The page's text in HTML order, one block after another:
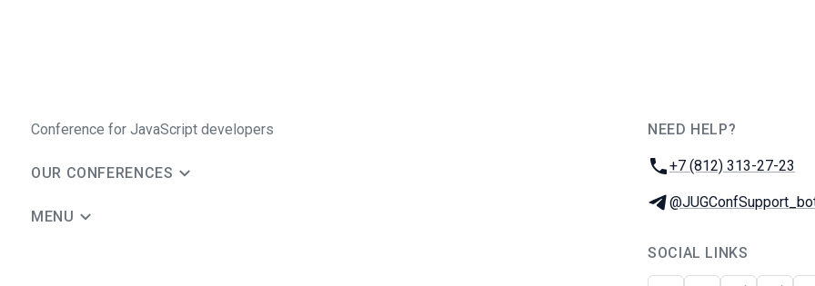
Conference for JavaScript developers
OUR CONFERENCES
MENU
NEED HELP?
Phone:
+7 (812) 313-27-23
Telegram:
SOCIAL LINKS